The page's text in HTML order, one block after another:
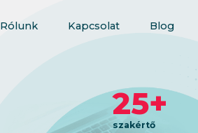
Rólunk Kapcsolat Blog
25+
szakértő